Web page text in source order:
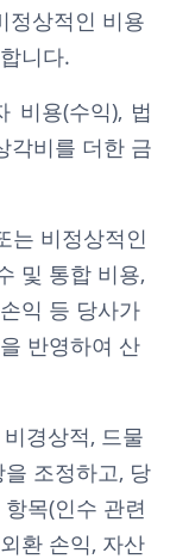
정상적인 비용
니다.
비용(수익), 법
각비를 더한 금
는 비정상적인
및 통합 비용,
익 등 당사가
반영하여 산
경상적, 드물
조정하고, 당
목(인수 관련
환 손익, 자산